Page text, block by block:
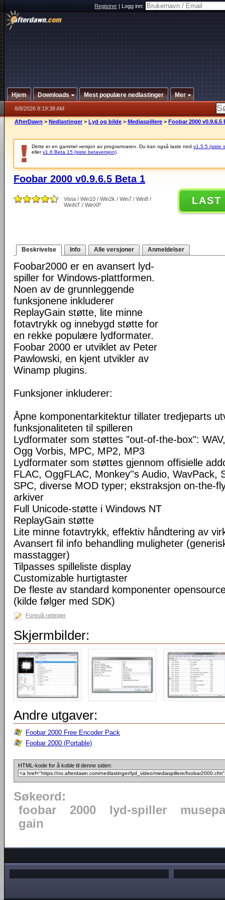
Registrer|Logg inn:
Hjem Downloads Mest populære nedlastinger Mer
8/8/2026 8:19:38 AM
AfterDawn > Nedlastinger > Lyd og bilde > Mediaspillere > Foobar 2000 v0.9.6.5
Dette er en gammel versjon av programvaren. Du kan også laste ned v1.5.5 (siste
ellerv1.6 Beta 15 (siste betaversjon)
Foobar 2000 v0.9.6.5 Beta 1
Vista / Win10 / Win2k / Win7 / Win8 /
WinNT / WinXP
LAST
Beskrivelse Info Alle versjoner Anmeldelser
Foobar2000 er en avansert lyd-
spiller for Windows-plattformen.
Noen av de grunnleggende
funksjonene inkluderer
ReplayGain støtte, lite minne
fotavtrykk og innebygd støtte for
en rekke populære lydformater.
Foobar 2000 er utviklet av Peter
Pawlowski, en kjent utvikler av
Winamp plugins.
Funksjoner inkluderer:
Åpne komponentarkitektur tillater tredjeparts
funksjonaliteten til spilleren
Lydformater som støttes "out-of-the-box":
Ogg Vorbis, MPC, MP2, MP3
Lydformater som støttes gjennom offisielle
FLAC, OggFLAC, Monkey''s Audio, WavPack,
SPC, diverse MOD typer; ekstraksjon on-the-
arkiver
Full Unicode-støtte i Windows NT
ReplayGain støtte
Lite minne fotavtrykk, effektiv håndtering av
Avansert fil info behandling muligheter
masstagger)
Tilpasses spilleliste display
Customizable hurtigtaster
De fleste av standard komponenter
(kilde følger med SDK)
Foreslå rettinger
Skjermbilder:
Andre utgaver:
Foobar 2000 Free Encoder Pack
Foobar 2000 (Portable)
HTML-kode for å koble til denne siden:
Søkeord:
foobar
2000 lyd-spiller
gain